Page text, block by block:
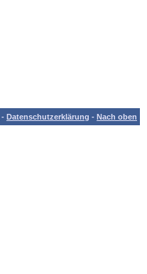
- Datenschutzerklärung - Nach oben